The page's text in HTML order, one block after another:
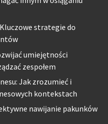
strategie do
umiejętności
zespołem
Jak zrozumieć i
kontekstach
nawijanie pakunków